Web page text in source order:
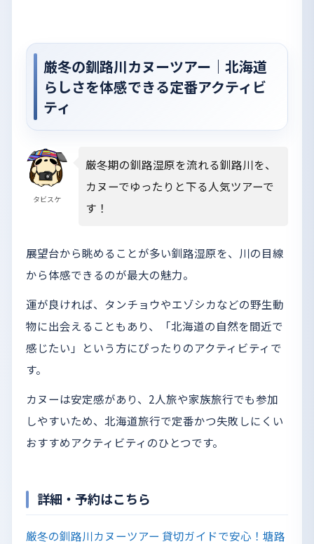
厳冬の釧路川カヌーツアー｜北海道
らしさを体感できる定番アクティビ
ティ
タビスケ
厳冬期の釧路湿原を流れる釧路川を、
カヌーでゆったりと下る人気ツアーで
す！
展望台から眺めることが多い釧路湿原を、川の目線
から体感できるのが最大の魅力。
運が良ければ、タンチョウやエゾシカなどの野生動
物に出会えることもあり、「北海道の自然を間近で
感じたい」という方にぴったりのアクティビティで
す。
カヌーは安定感があり、2人旅や家族旅行でも参加
しやすいため、北海道旅行で定番かつ失敗しにくい
おすすめアクティビティのひとつです。
詳細・予約はこちら
厳冬の釧路川カヌーツアー 貸切ガイドで安心！塘路